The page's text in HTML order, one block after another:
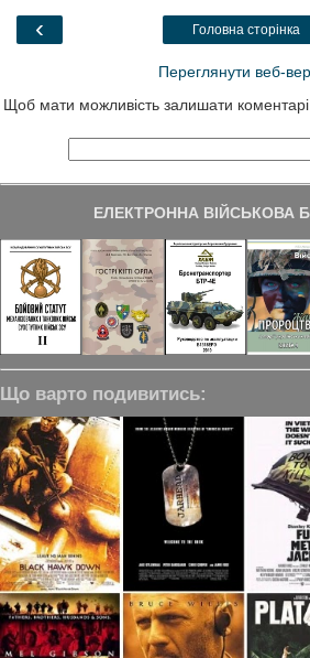
o
a
‹ Головна сторінка
Переглянути веб-
Щоб мати можливість залишати
ЕЛЕКТРОННА ВІЙСЬКОВА
Що варто подивитись: